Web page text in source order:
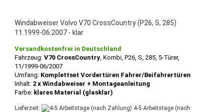
Windabweiser Volvo V70 CrossCountry (P26, S, 285)
11.1999-06.2007 - klar
Versandkostenfrei in Deutschland
Fahrzeug: V70 CrossCountry , Kombi, P26, S, 285, 5-Türer,
11/1999-06/2007
Umfang: Komplettset Vordertüren Fahrer/Beifahrertüren
Inhalt: 2 x Windabweiser + Montageanleitung
Farbe: klares Material (glasklar)
Lieferzeit:
4-5 Arbeitstage (nach